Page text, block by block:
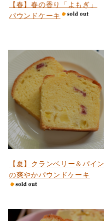
【春】春の香り「よもぎ」
パウンドケーキ
【夏】クランベリー＆パイン
の爽やかパウンドケーキ